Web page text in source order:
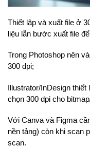
Thiết lập và xuất file ở
liệu lẫn bước xuất file
Trong Photoshop nên
300 dpi;
Illustrator/InDesign
chọn 300 dpi cho
Với Canva và Figma
nền tảng) còn khi scan
scan.